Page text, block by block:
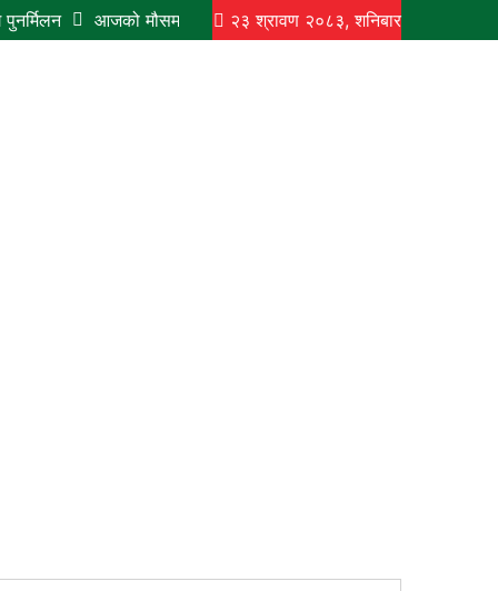
आजको मौसमः बिहानैदेखि चर्को घाम, पानी पर्ने सम्भावना न्यून
२३ श्रावण २०८३, शनिबार